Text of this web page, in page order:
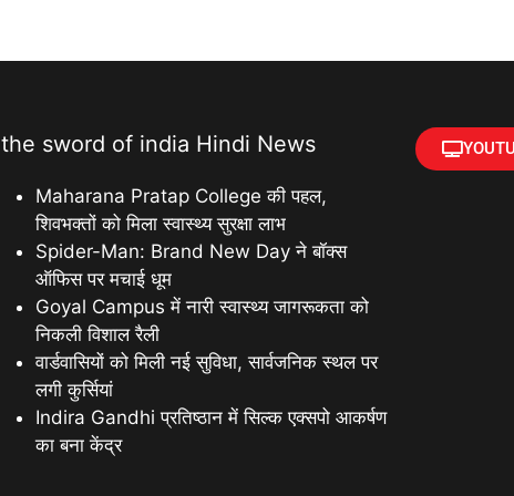
the sword of india Hindi News
Maharana Pratap College की पहल,
शिवभक्तों को मिला स्वास्थ्य सुरक्षा लाभ
Spider-Man: Brand New Day ने बॉक्स
ऑफिस पर मचाई धूम
Goyal Campus में नारी स्वास्थ्य जागरूकता को
निकली विशाल रैली
वार्डवासियों को मिली नई सुविधा, सार्वजनिक स्थल पर
लगी कुर्सियां
Indira Gandhi प्रतिष्ठान में सिल्क एक्सपो आकर्षण
का बना केंद्र